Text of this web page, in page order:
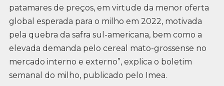
patamares de preços, em virtude da menor oferta
global esperada para o milho em 2022, motivada
pela quebra da safra sul-americana, bem como a
elevada demanda pelo cereal mato-grossense no
mercado interno e externo”, explica o boletim
semanal do milho, publicado pelo Imea.